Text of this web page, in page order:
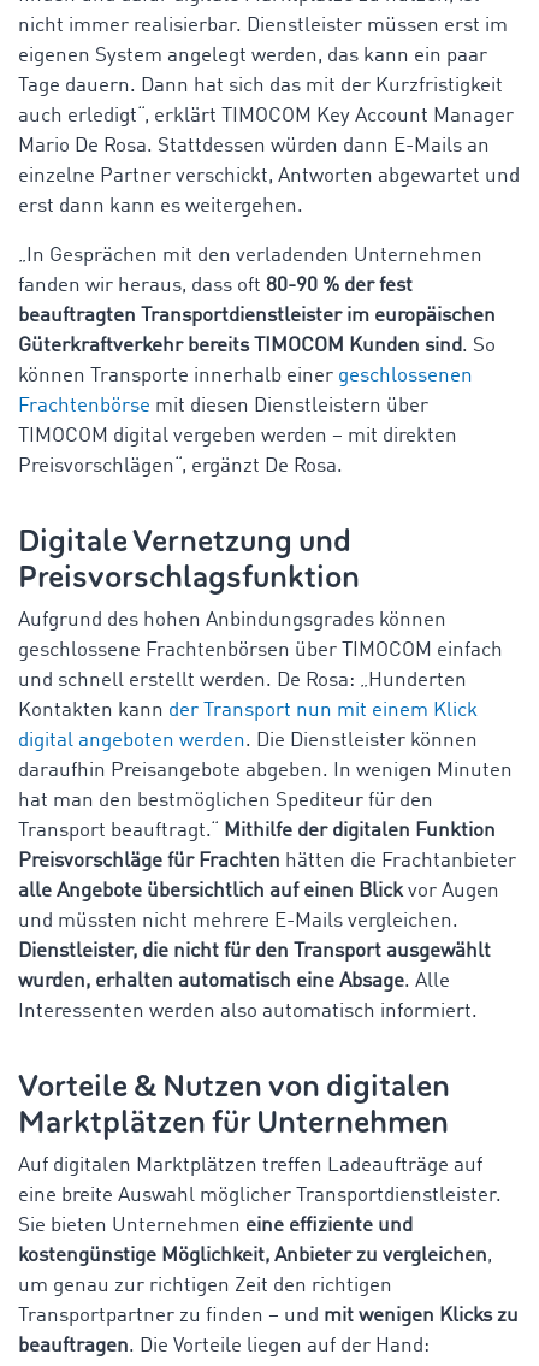
nicht immer realisierbar. Dienstleister müssen erst im
eigenen System angelegt werden, das kann ein paar
Tage dauern. Dann hat sich das mit der Kurzfristigkeit
auch erledigt“, erklärt TIMOCOM Key Account Manager
Mario De Rosa. Stattdessen würden dann E-Mails an
einzelne Partner verschickt, Antworten abgewartet und
erst dann kann es weitergehen.
„In Gesprächen mit den verladenden Unternehmen
fanden wir heraus, dass oft 80-90 % der fest
beauftragten Transportdienstleister im europäischen
Güterkraftverkehr bereits TIMOCOM Kunden sind. So
können Transporte innerhalb einer geschlossenen
Frachtenbörse mit diesen Dienstleistern über
TIMOCOM digital vergeben werden – mit direkten
Preisvorschlägen“, ergänzt De Rosa.
Digitale Vernetzung und
Preisvorschlagsfunktion
Aufgrund des hohen Anbindungsgrades können
geschlossene Frachtenbörsen über TIMOCOM einfach
und schnell erstellt werden. De Rosa: „Hunderten
Kontakten kann der Transport nun mit einem Klick
digital angeboten werden. Die Dienstleister können
daraufhin Preisangebote abgeben. In wenigen Minuten
hat man den bestmöglichen Spediteur für den
Transport beauftragt.“
Mithilfe der digitalen Funktion
Preisvorschläge für Frachten hätten die Frachtanbieter
alle Angebote übersichtlich auf einen Blickvor Augen
und müssten nicht mehrere E-Mails vergleichen.
Dienstleister, die nicht für den Transport ausgewählt
wurden, erhalten automatisch eine Absage. Alle
Interessenten werden also automatisch informiert.
Vorteile & Nutzen von digitalen
Marktplätzen für Unternehmen
Auf digitalen Marktplätzen treffen Ladeaufträge auf
eine breite Auswahl möglicher Transportdienstleister.
Sie bieten Unternehmen eine effiziente und
kostengünstige Möglichkeit, Anbieter zu vergleichen,
um genau zur richtigen Zeit den richtigen
Transportpartner zu finden – und mit wenigen Klicks zu
beauftragen. Die Vorteile liegen auf der Hand: